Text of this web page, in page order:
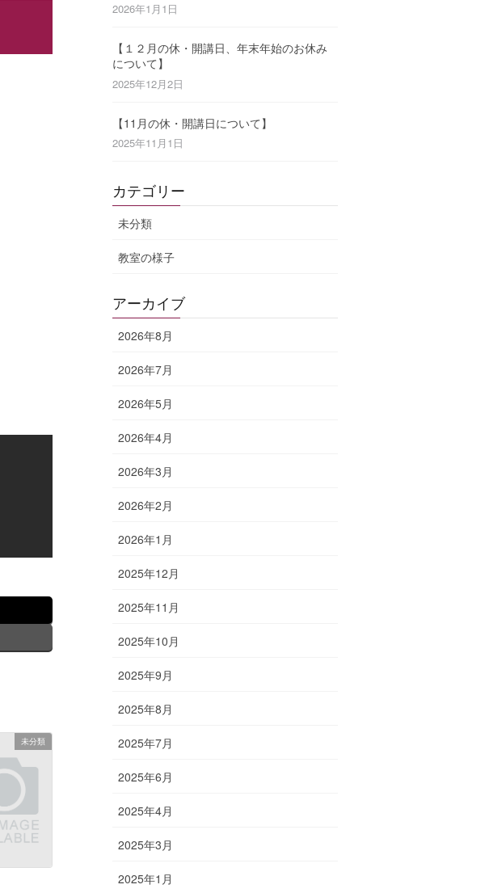
未分類
2026年1月1日
【１２月の休・開講日、年末年始のお休み
について】
2025年12月2日
【11月の休・開講日について】
2025年11月1日
カテゴリー
未分類
教室の様子
アーカイブ
2026年8月
2026年7月
2026年5月
2026年4月
2026年3月
2026年2月
2026年1月
2025年12月
2025年11月
2025年10月
2025年9月
2025年8月
2025年7月
2025年6月
2025年4月
2025年3月
2025年1月